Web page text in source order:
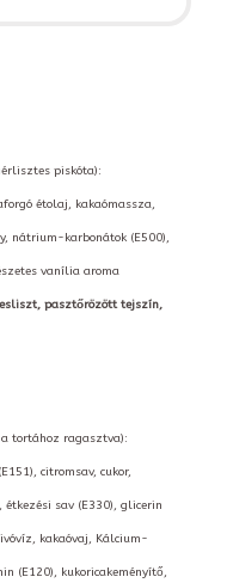
piskóta):
étolaj, kakaómassza,
nátrium-karbonátok (E500),
vanília aroma
pasztőrözött tejszín,
a tortához ragasztva):
citromsav, cukor,
sav (E330), glicerin
kakaóvaj, Kálcium-
(E120), kukoricakeményítő,